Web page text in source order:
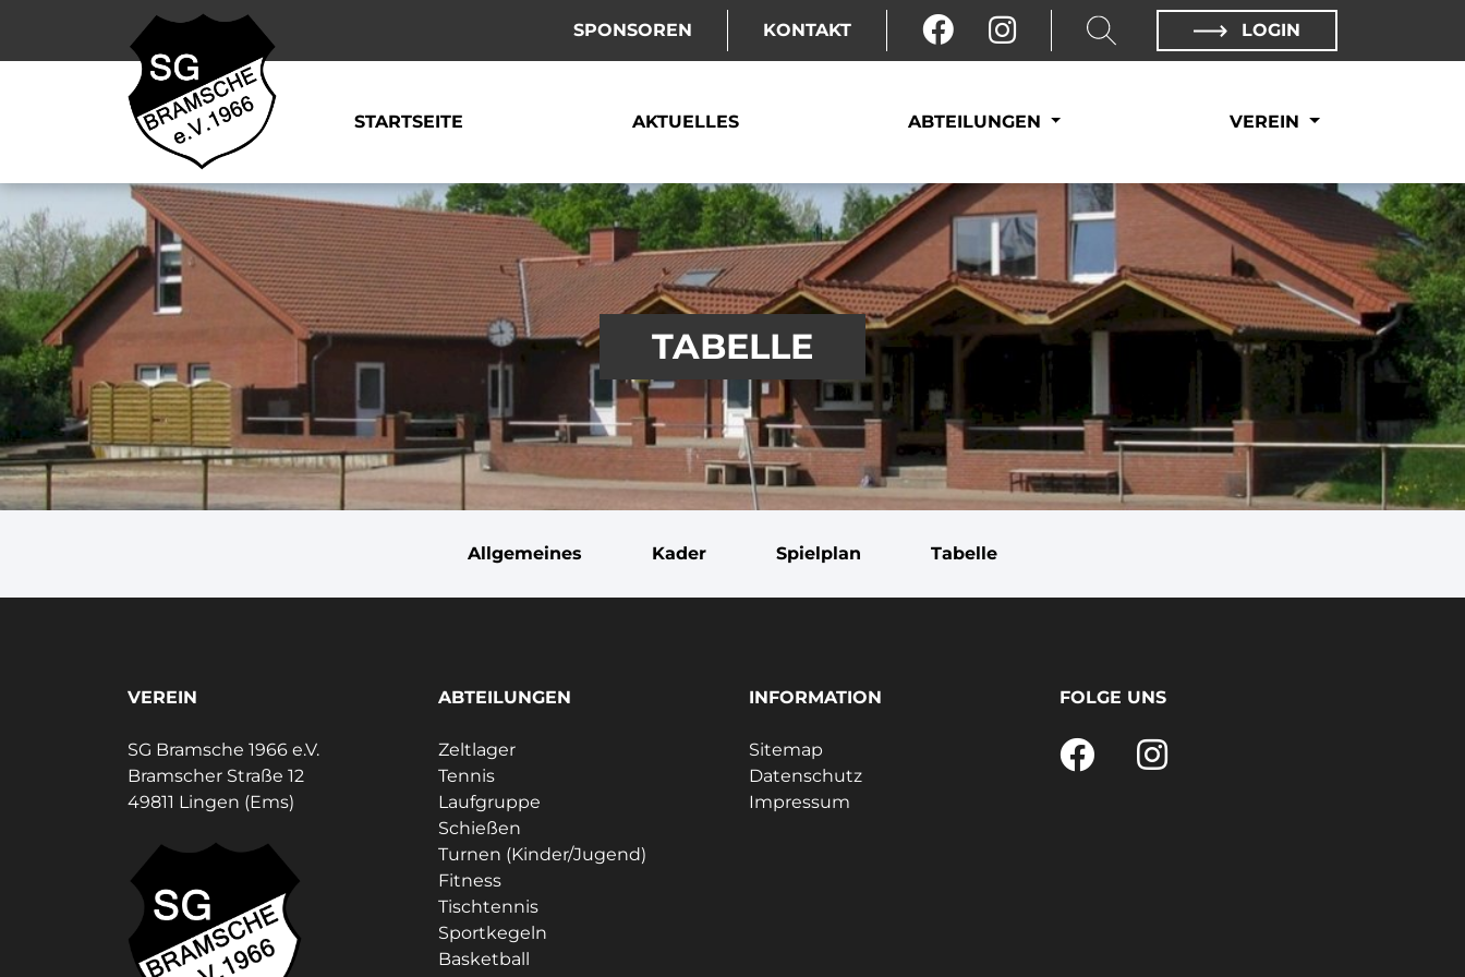
SPONSOREN KONTAKT LOGIN
STARTSEITE AKTUELLES ABTEILUNGEN VEREIN
TABELLE
Allgemeines Kader Spielplan Tabelle
VEREIN
SG Bramsche 1966 e.V.
Bramscher Straße 12
49811 Lingen (Ems)
ABTEILUNGEN
Zeltlager
Tennis
Laufgruppe
Schießen
Turnen (Kinder/Jugend)
Fitness
Tischtennis
Sportkegeln
Basketball
INFORMATION
Sitemap
Datenschutz
Impressum
FOLGE UNS